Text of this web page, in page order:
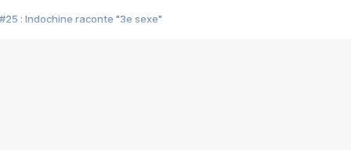
#25 : Indochine raconte "3e sexe"